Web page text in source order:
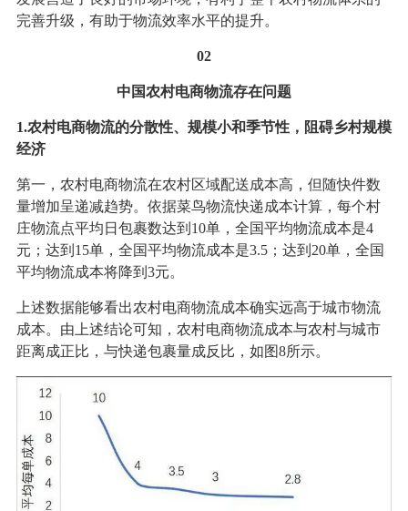
完善升级，有助于物流效率水平的提升。
02
中国农村电商物流存在问题
1.农村电商物流的分散性、规模小和季节性，阻碍乡村规模
经济
第一，农村电商物流在农村区域配送成本高，但随快件数
量增加呈递减趋势。依据菜鸟物流快递成本计算，每个村
庄物流点平均日包裹数达到10单，全国平均物流成本是4
元；达到15单，全国平均物流成本是3.5；达到20单，全国
平均物流成本将降到3元。
上述数据能够看出农村电商物流成本确实远高于城市物流
成本。由上述结论可知，农村电商物流成本与农村与城市
距离成正比，与快递包裹量成反比，如图8所示。